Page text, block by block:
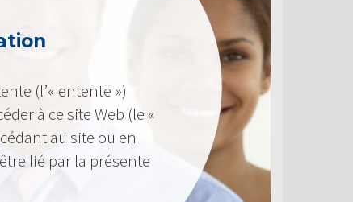
(l’« entente »)
à ce site Web (le «
au site ou en
lié par la présente